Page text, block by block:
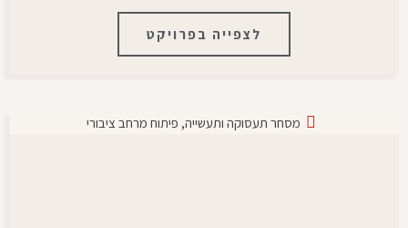
לצפייה בפרויקט
מסחר תעסוקה ותעשייה, פיתוח מרחב ציבורי